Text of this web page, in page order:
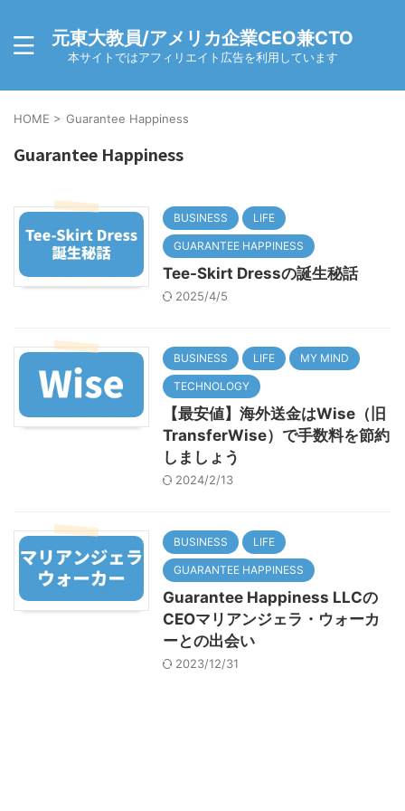
元東大教員/アメリカ企業CEO兼CTO
本サイトではアフィリエイト広告を利用しています
HOME > Guarantee Happiness
Guarantee Happiness
BUSINESS LIFE
GUARANTEE HAPPINESS
Tee-Skirt Dressの誕生秘話
2025/4/5
BUSINESS LIFE MY MIND
TECHNOLOGY
【最安値】海外送金はWise（旧
TransferWise）で手数料を節約
しましょう
2024/2/13
BUSINESS LIFE
GUARANTEE HAPPINESS
Guarantee Happiness LLCの
CEOマリアンジェラ・ウォーカ
ーとの出会い
2023/12/31